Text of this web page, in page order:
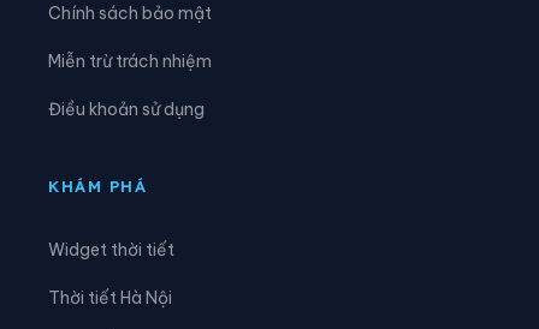
Xã An Trường
Chính sách bảo mật
Miễn trừ trách nhiệm
Điều khoản sử dụng
KHÁM PHÁ
Widget thời tiết
Thời tiết Hà Nội